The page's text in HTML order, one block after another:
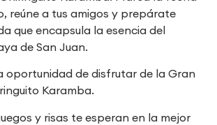
reúne a tus amigos y prepárate
que encapsula la esencia del
de San Juan.
oportunidad de disfrutar de la Gran
Karamba.
y risas te esperan en la mejor